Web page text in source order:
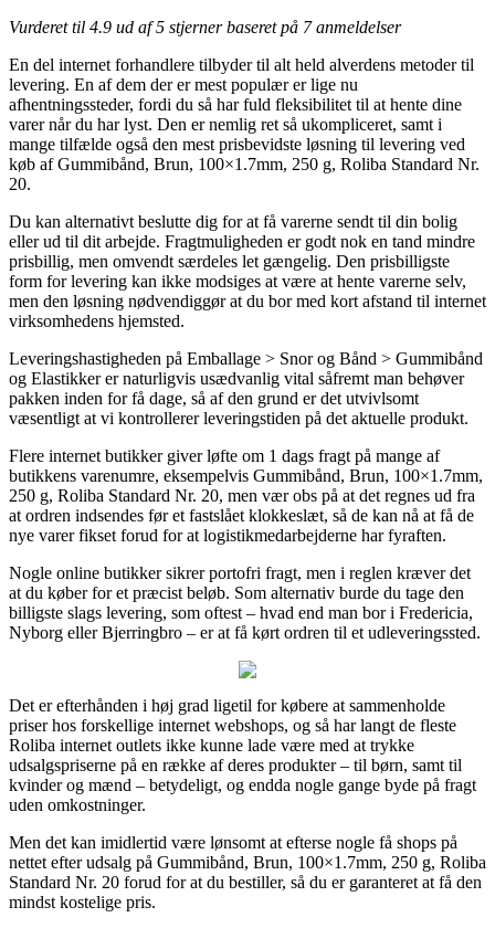
Vurderet til 4.9 ud af 5 stjerner baseret på 7anmeldelser
En del internet forhandlere tilbyder til alt held alverdens metoder til
levering. En af dem der er mest populær er lige nu
afhentningssteder, fordi du så har fuld fleksibilitet til at hente dine
varer når du har lyst. Den er nemlig ret så ukompliceret, samt i
mange tilfælde også den mest prisbevidste løsning til levering ved
køb af Gummibånd, Brun, 100×1.7mm, 250 g, Roliba Standard Nr.
20.
Du kan alternativt beslutte dig for at få varerne sendt til din bolig
eller ud til dit arbejde. Fragtmuligheden er godt nok en tand mindre
prisbillig, men omvendt særdeles let gængelig. Den prisbilligste
form for levering kan ikke modsiges at være at hente varerne selv,
men den løsning nødvendiggør at du bor med kort afstand til internet
virksomhedens hjemsted.
Leveringshastigheden på Emballage > Snor og Bånd > Gummibånd
og Elastikker er naturligvis usædvanlig vital såfremt man behøver
pakken inden for få dage, så af den grund er det utvivlsomt
væsentligt at vi kontrollerer leveringstiden på det aktuelle produkt.
Flere internet butikker giver løfte om 1 dags fragt på mange af
butikkens varenumre, eksempelvis Gummibånd, Brun, 100×1.7mm,
250 g, Roliba Standard Nr. 20, men vær obs på at det regnes ud fra
at ordren indsendes før et fastslået klokkeslæt, så de kan nå at få de
nye varer fikset forud for at logistikmedarbejderne har fyraften.
Nogle online butikker sikrer portofri fragt, men i reglen kræver det
at du køber for et præcist beløb. Som alternativ burde du tage den
billigste slags levering, som oftest – hvad end man bor i Fredericia,
Nyborg eller Bjerringbro – er at få kørt ordren til et udleveringssted.
Det er efterhånden i høj grad ligetil for købere at sammenholde
priser hos forskellige internet webshops, og så har langt de fleste
Roliba internet outlets ikke kunne lade være med at trykke
udsalgspriserne på en række af deres produkter – til børn, samt til
kvinder og mænd – betydeligt, og endda nogle gange byde på fragt
uden omkostninger.
Men det kan imidlertid være lønsomt at efterse nogle få shops på
nettet efter udsalg på Gummibånd, Brun, 100×1.7mm, 250 g, Roliba
Standard Nr. 20 forud for at du bestiller, så du er garanteret at få den
mindst kostelige pris.